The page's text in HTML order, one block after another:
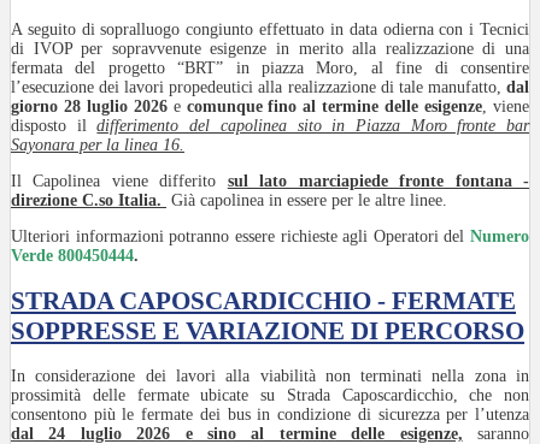
A seguito di sopralluogo congiunto effettuato in data odierna con i Tecnici
di IVOP per sopravvenute esigenze in merito alla realizzazione di una
fermata del progetto “BRT” in piazza Moro, al fine di consentire
l’esecuzione dei lavori propedeutici alla realizzazione di tale manufatto, dal
giorno 28 luglio 2026 e comunque fino al termine delle esigenze , viene
disposto ildifferimento del capolinea sito in Piazza Moro fronte bar
Sayonara per la linea 16.
Il Capolinea viene differito sul lato marciapiede fronte fontana -
direzione C.so Italia. Già capolinea in essere per le altre linee.
Ulteriori informazioni potranno essere richieste agli Operatori del Numero
Verde 800450444.
STRADA CAPOSCARDICCHIO - FERMATE
SOPPRESSE E VARIAZIONE DI PERCORSO
In considerazione dei lavori alla viabilità non terminati nella zona in
prossimità delle fermate ubicate su Strada Caposcardicchio, che non
consentono più le fermate dei bus in condizione di sicurezza per l’utenza
dal 24 luglio 2026 e sino al termine delle esigenze, saranno